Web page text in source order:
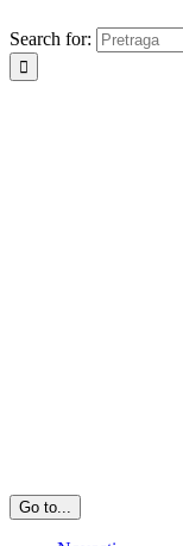
Search for:
Go to...